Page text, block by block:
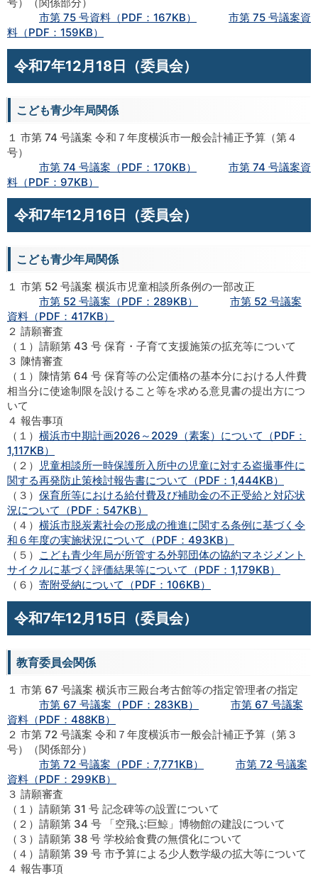
市第 75 号資料（PDF：167KB）
市第 75 号議案資
料（PDF：159KB）
令和7年12月18日（委員会）
こども青少年局関係
１ 市第 74 号議案 令和７年度横浜市一般会計補正予算（第４
号）
市第 74 号議案（PDF：170KB）
市第 74 号議案資
料（PDF：97KB）
令和7年12月16日（委員会）
こども青少年局関係
１ 市第 52 号議案 横浜市児童相談所条例の一部改正
市第 52 号議案（PDF：289KB）
市第 52 号議案
資料（PDF：417KB）
２ 請願審査
（１）請願第 43 号 保育・子育て支援施策の拡充等について
３ 陳情審査
（１）陳情第 64 号 保育等の公定価格の基本分における人件費
相当分に使途制限を設けること等を求める意見書の提出方につ
いて
４ 報告事項
（１） 横浜市中期計画2026～2029（素案）について（PDF：
1,117KB）
（２）
児童相談所一時保護所入所中の児童に対する盗撮事件に
関する再発防止策検討報告書について（PDF：1,444KB）
（３） 保育所等における給付費及び補助金の不正受給と対応状
況について（PDF：547KB）
（４） 横浜市脱炭素社会の形成の推進に関する条例に基づく令
和６年度の実施状況について（PDF：493KB）
（５） こども青少年局が所管する外郭団体の協約マネジメント
サイクルに基づく評価結果等について（PDF：1,179KB）
（６） 寄附受納について（PDF：106KB）
令和7年12月15日（委員会）
教育委員会関係
１ 市第 67 号議案 横浜市三殿台考古館等の指定管理者の指定
市第 67 号議案（PDF：283KB）
市第 67 号議案
資料（PDF：488KB）
２ 市第 72 号議案 令和７年度横浜市一般会計補正予算（第３
号）（関係部分）
市第 72 号議案（PDF：7,771KB）
市第 72 号議案
資料（PDF：299KB）
３ 請願審査
（１）請願第 31 号 記念碑等の設置について
（２）請願第 34 号 「空飛ぶ巨鯨」博物館の建設について
（３）請願第 38 号 学校給食費の無償化について
（４）請願第 39 号 市予算による少人数学級の拡大等について
４ 報告事項